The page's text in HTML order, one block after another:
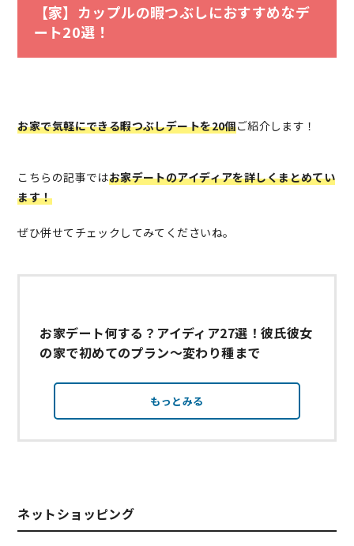
【家】カップルの暇つぶしにおすすめなデ
ート20選！
お家で気軽にできる暇つぶしデートを20個ご紹介します！
こちらの記事ではお家デートのアイディアを詳しくまとめてい
ます！
ぜひ併せてチェックしてみてくださいね。
お家デート何する？アイディア27選！彼氏彼女
の家で初めてのプラン～変わり種まで
もっとみる
ネットショッピング